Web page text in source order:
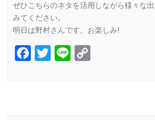
ぜひこちらのネタを活用しながら様々な
みてください。
明日は野村さんです。お楽しみ!
Facebook
Twitter
Line